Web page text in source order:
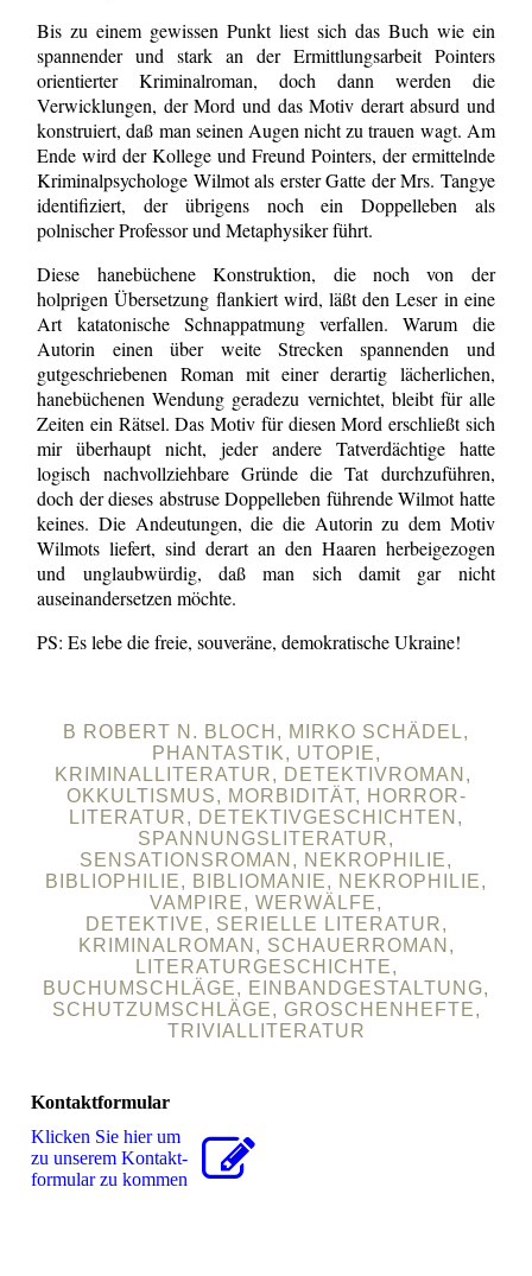
Bis zu einem gewissen Punkt liest sich das Buch wie ein
spannender und stark an der Ermittlungsarbeit Pointers
orientierter Kriminalroman, doch dann werden die
Verwicklungen, der Mord und das Motiv derart absurd und
konstruiert, daß man seinen Augen nicht zu trauen wagt. Am
Ende wird der Kollege und Freund Pointers, der ermittelnde
Kriminalpsychologe Wilmot als erster Gatte der Mrs. Tangye
identifiziert, der übrigens noch ein Doppelleben als
polnischer Professor und Metaphysiker führt.
Diese hanebüchene Konstruktion, die noch von der
holprigen Übersetzung flankiert wird, läßt den Leser in eine
Art katatonische Schnappatmung verfallen. Warum die
Autorin einen über weite Strecken spannenden und
gutgeschriebenen Roman mit einer derartig lächerlichen,
hanebüchenen Wendung geradezu vernichtet, bleibt für alle
Zeiten ein Rätsel. Das Motiv für diesen Mord erschließt sich
mir überhaupt nicht, jeder andere Tatverdächtige hatte
logisch nachvollziehbare Gründe die Tat durchzuführen,
doch der dieses abstruse Doppelleben führende Wilmot hatte
keines. Die Andeutungen, die die Autorin zu dem Motiv
Wilmots liefert, sind derart an den Haaren herbeigezogen
und unglaubwürdig, daß man sich damit gar nicht
auseinandersetzen möchte.
PS: Es lebe die freie, souveräne, demokratische Ukraine!
B ROBERT N. BLOCH, MIRKO SCHÄDEL,
PHANTASTIK, UTOPIE,
KRIMINALLITERATUR, DETEKTIVROMAN,
OKKULTISMUS, MORBIDITÄT, HORROR-
LITERATUR, DETEKTIVGESCHICHTEN,
SPANNUNGSLITERATUR,
SENSATIONSROMAN, NEKROPHILIE,
BIBLIOPHILIE, BIBLIOMANIE, NEKROPHILIE,
VAMPIRE, WERWÄLFE,
DETEKTIVE, SERIELLE LITERATUR,
KRIMINALROMAN, SCHAUERROMAN,
LITERATURGESCHICHTE,
BUCHUMSCHLÄGE, EINBANDGESTALTUNG,
SCHUTZUMSCHLÄGE, GROSCHENHEFTE,
TRIVIALLITERATUR
Kontaktformular
Klicken Sie hier um
zu unserem Kon­takt­
for­mu­lar zu kommen